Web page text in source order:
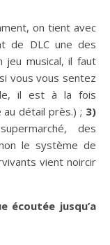
on tient avec
de DLC une des
jeu musical, il faut
vous vous sentez
il est à la fois
détail près.) ; 3)
des
le système de
vient noircir
écoutée jusqu’a